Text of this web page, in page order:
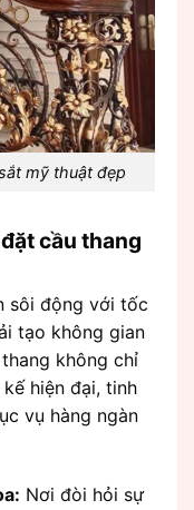
mỹ thuật đẹp
cầu thang
sôi động với tốc
tạo không gian
không chỉ
hiện đại, tinh
vụ hàng ngàn
Nơi đòi hỏi sự